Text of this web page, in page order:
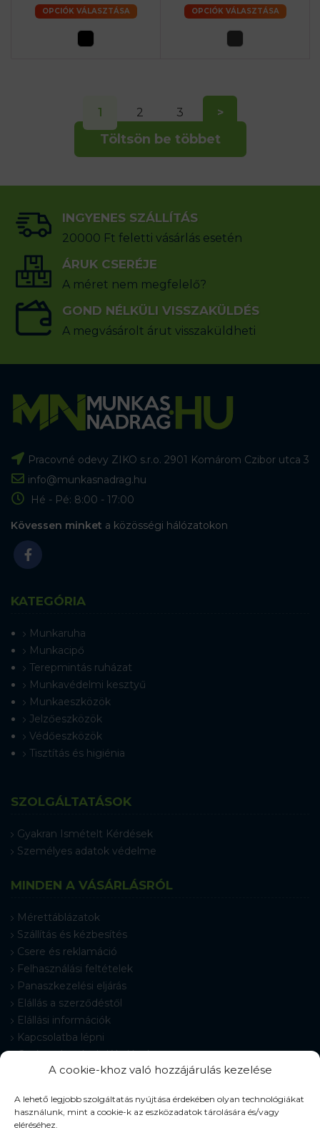
A cookie-khoz való hozzájárulás kezelése
A lehető legjobb szolgáltatás nyújtása érdekében olyan technológiákat
használunk, mint a cookie-k az eszközadatok tárolására és/vagy
eléréséhez.
OPCIÓK VÁLASZTÁSA OPCIÓK VÁLASZTÁSA
Töltsön be többet
1 2 3 >
INGYENES SZÁLLÍTÁS
20000 Ft feletti vásárlás esetén
ÁRUK CSERÉJE
A méret nem megfelelő?
GOND NÉLKÜLI VISSZAKÜLDÉS
A megvásárolt árut visszaküldheti
Pracovné odevy ZIKO s.r.o. 2901 Komárom Czibor utca 3
info@munkasnadrag.hu
Hé - Pé: 8:00 - 17:00
Kövessen minket a közösségi hálózatokon
KATEGÓRIA
Munkaruha
Munkacipő
Terepmintás ruházat
Munkavédelmi kesztyű
Munkaeszközök
Jelzőeszközök
Védőeszközök
Tisztítás és higiénia
SZOLGÁLTATÁSOK
Gyakran Ismételt Kérdések
Személyes adatok védelme
MINDEN A VÁSÁRLÁSRÓL
Mérettáblázatok
Szállítás és kézbesítés
Csere és reklamáció
Felhasználási feltételek
Panaszkezelési eljárás
Elállás a szerződéstől
Elállási információk
Kapcsolatba lépni
Gyakran Ismételt Kérdések
Cookie-beállítások